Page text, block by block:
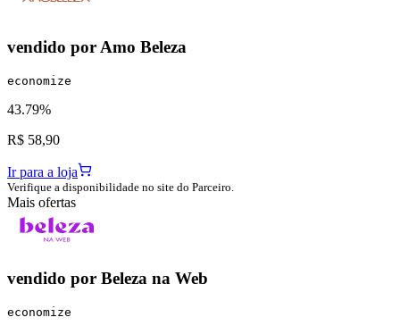
vendido porAmo Beleza
economize
43.79%
R$ 58,90
Ir para a loja
Verifique a disponibilidade no site do Parceiro.
Mais ofertas
vendido por Beleza na Web
economize